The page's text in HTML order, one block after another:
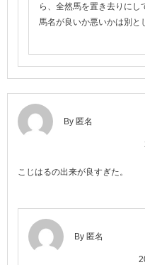
ら、全然馬を置き去りにし
馬名が良いか悪いかは別と
By 匿名
こじはるの出来が良すぎた。
By 匿名